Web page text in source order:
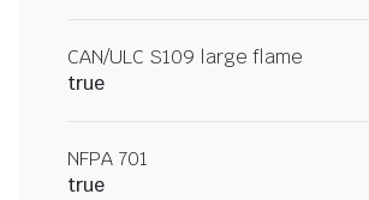
CAN/ULC S109 large flame
true
NFPA 701
true